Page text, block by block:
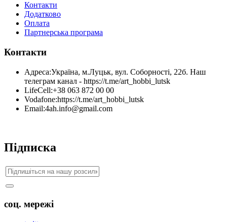
Контакти
Додатково
Оплата
Партнерська програма
Контакти
Адреса:Україна, м.Луцьк, вул. Соборності, 22б. Наш
телеграм канал - https://t.me/art_hobbi_lutsk
LifeCell:+38 063 872 00 00
Vodafone:https://t.me/art_hobbi_lutsk
Email:4ah.info@gmail.com
Підписка
соц. мережі